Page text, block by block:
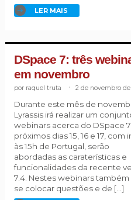
LER MAIS
DSpace 7: três
em novembro
raquel truta 2 de novembro de
Durante este mês de
Lyrassis irá realizar um
webinars acerca do DSpace
próximos dias 15, 16 e 17, com
às 15h de Portugal, serão
abordadas as caraterísticas e
funcionalidades da recente
7.4. Nestes webinars
se colocar questões e de […]